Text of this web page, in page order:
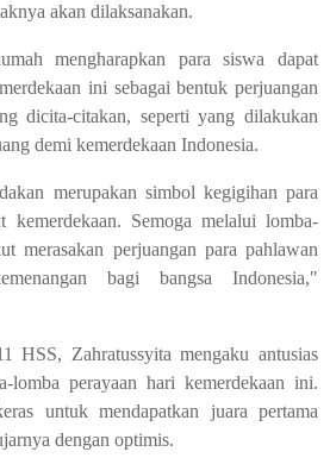
akan dilaksanakan.
mengharapkan para siswa dapat
ini sebagai bentuk perjuangan
dicita-citakan, seperti yang dilakukan
demi kemerdekaan Indonesia.
merupakan simbol kegigihan para
kemerdekaan. Semoga melalui lomba-
merasakan perjuangan para pahlawan
bagi bangsa Indonesia,"
HSS, Zahratussyita mengaku antusias
lomba perayaan hari kemerdekaan ini.
untuk mendapatkan juara pertama
dengan optimis.